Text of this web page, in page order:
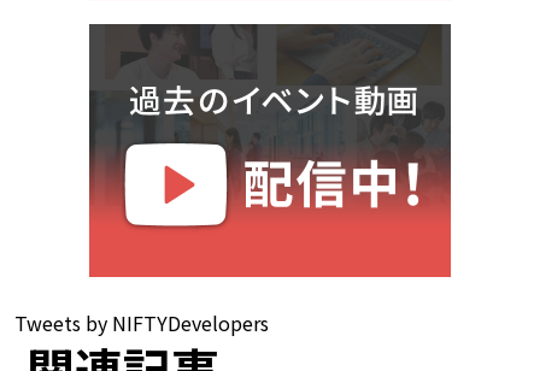
Tweets by NIFTYDevelopers